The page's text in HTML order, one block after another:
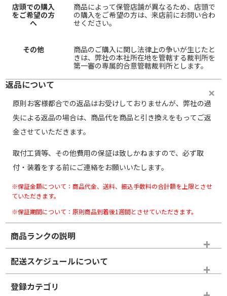
店頭での購入
をご希望の方
へ
商品によって保管店舗が異なるため、店頭で
の購入をご希望の方は、来店前にお問い合わ
せください。
その他
商品のご購入に関し法律上の争いが生じたと
きは、弊社の本社所在地を管轄する裁判所を
第一審の専属的合意管轄裁判所とします。
返品について
原則お客様都合での返品はお受けしておりませんが、弊社の過
失による返品の場合は、商品代を商品と引き換えをもってご返
金させていただきます。
取付工賃等、その他費用の保証は致しかねますので、必ず取
付・装着をする前にご連絡をお願いいたします。
※保証金額について：商品代金、送料、振込手数料の合計額を上限とさせ
ていただきます。
※保証期間について：原則商品到着後1週間とさせていただきます。
商品ランクの説明
※商品ランクは出品者の主観により判断しておりますので、あら
かじめご了承ください。
ホイールランク
配送スケジュールについて
登録カテゴリ